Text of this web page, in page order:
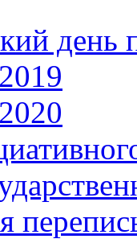
день